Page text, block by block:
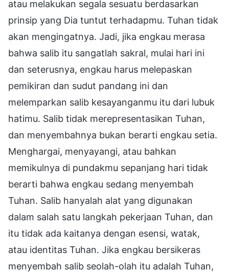
atau melakukan segala sesuatu berdasarkan
prinsip yang Dia tuntut terhadapmu. Tuhan tidak
akan mengingatnya. Jadi, jika engkau merasa
bahwa salib itu sangatlah sakral, mulai hari ini
dan seterusnya, engkau harus melepaskan
pemikiran dan sudut pandang ini dan
melemparkan salib kesayanganmu itu dari lubuk
hatimu. Salib tidak merepresentasikan Tuhan,
dan menyembahnya bukan berarti engkau setia.
Menghargai, menyayangi, atau bahkan
memikulnya di pundakmu sepanjang hari tidak
berarti bahwa engkau sedang menyembah
Tuhan. Salib hanyalah alat yang digunakan
dalam salah satu langkah pekerjaan Tuhan, dan
itu tidak ada kaitanya dengan esensi, watak,
atau identitas Tuhan. Jika engkau bersikeras
menyembah salib seolah-olah itu adalah Tuhan,